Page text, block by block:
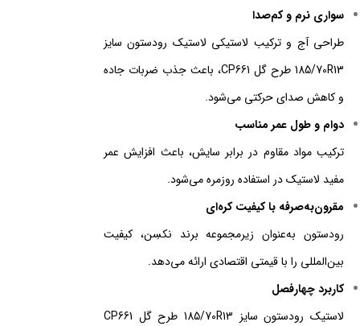
سواری نرم و کم‌صدا
طراحی آج و ترکیب لاستیکی لاستیک رودستون سایز
185/70R13 طرح گل CP661، باعث جذب ضربات جاده
و کاهش صدای حرکتی می‌شود.
دوام و طول عمر مناسب
ترکیب مواد مقاوم در برابر سایش، باعث افزایش عمر
مفید لاستیک در استفاده روزمره می‌شود.
مقرون‌به‌صرفه با کیفیت کره‌ای
رودستون به‌عنوان زیرمجموعه برند نکسِن، کیفیت
بین‌المللی را با قیمتی اقتصادی ارائه می‌دهد.
کاربرد چهارفصل
لاستیک رودستون سایز 185/70R13 طرح گل CP661